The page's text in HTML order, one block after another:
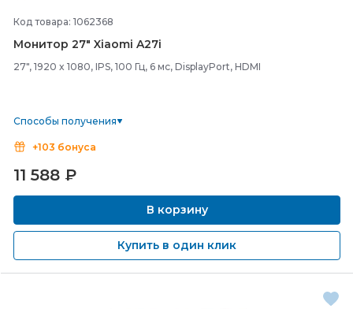
Код товара: 1062368
Монитор 27" Xiaomi A27i
27", 1920 x 1080, IPS, 100 Гц, 6 мс, DisplayPort, HDMI
Способы получения
+103 бонуса
11 588 ₽
В корзину
Купить в один клик